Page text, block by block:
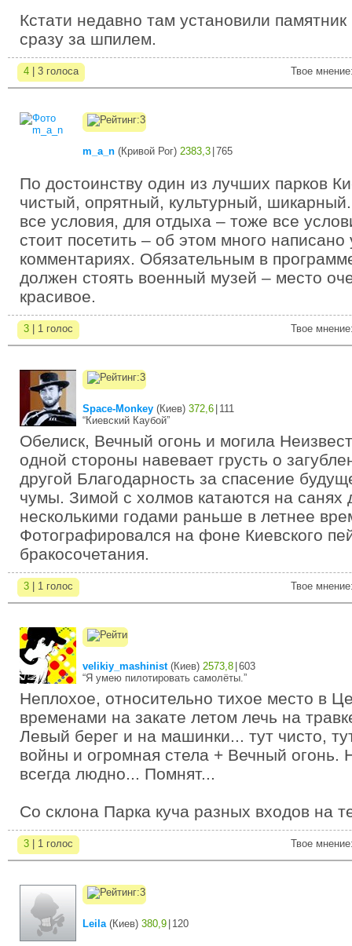
Кстати недавно там установили
сразу за шпилем.
4 | 3 голоса Твое
m_a_n (Кривой Рог) 2383,3 765
По достоинству один из лучших парков
чистый, опрятный, культурный,
все условия, для отдыха – тоже все
стоит посетить – об этом много
комментариях. Обязательным в
должен стоять военный музей – место
красивое.
3 | 1 голос Твое
Space-Monkey (Киев) 372,6 111
“Киевский Каубой”
Обелиск, Вечный огонь и могила
одной стороны навевает грусть о
другой Благодарность за спасение
чумы. Зимой с холмов катаются на санях
несколькими годами раньше в летнее
Фотографировался на фоне Киевского
бракосочетания.
3 | 1 голос Твое
velikiy_mashinist(Киев) 2573,8 603
“Я умею пилотировать самолёты.”
Неплохое, относительно тихое место в
временами на закате летом лечь на
Левый берег и на машинки... тут чисто,
войны и огромная стела + Вечный огонь.
всегда людно... Помнят...
Со склона Парка куча разных входов на
3 | 1 голос Твое
Leila(Киев) 380,9 120